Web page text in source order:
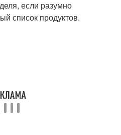
если разумно
список продуктов.